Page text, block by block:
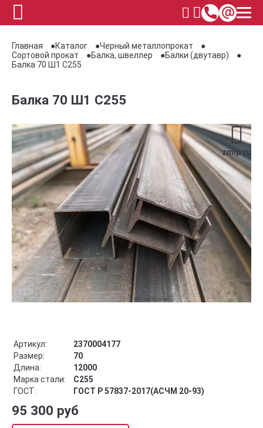
Главная Каталог
Черный металлопрокат
Сортовой прокат
Балка, швеллер
Балки (двутавр)
Балка 70 Ш1 С255
Балка 70 Ш1 С255
zmip.ru
Артикул:
2370004177
Размер:
70
Длина:
12000
Марка стали:
С255
ГОСТ:
ГОСТ Р 57837-2017(АСЧМ 20-93)
95 300 руб